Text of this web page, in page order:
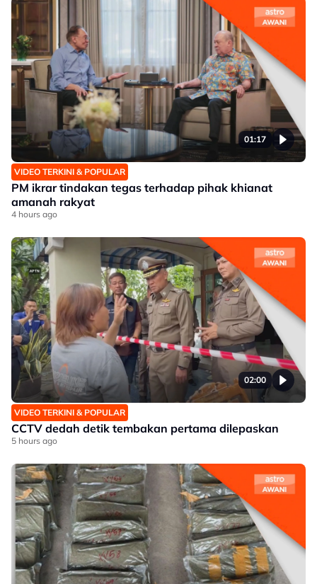
01:17
VIDEO TERKINI & POPULAR
PM ikrar tindakan tegas terhadap pihak khianat
amanah rakyat
4 hours ago
02:00
VIDEO TERKINI & POPULAR
CCTV dedah detik tembakan pertama dilepaskan
5 hours ago